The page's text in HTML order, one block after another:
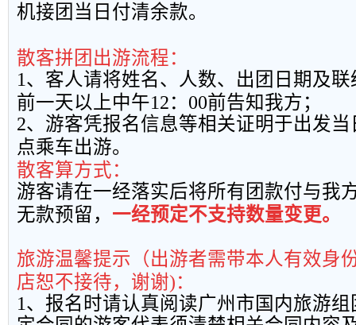
机接团当日付清余款。
散客拼团出游流程：
1、客人请将姓名、人数、出团日期及
前一天以上中午12： 00前告知我方；
2、游客凭报名信息等相关证明于出发
点乘车出游。
散客算方式：
游客请在一经落实后将所有团款付与我
无款预留， 一经预定不支持数量变更。
旅游温馨提示（出游者需带本人有效身
店恕不接待，谢谢)：
1、报名时请认真阅读广州市国内旅游